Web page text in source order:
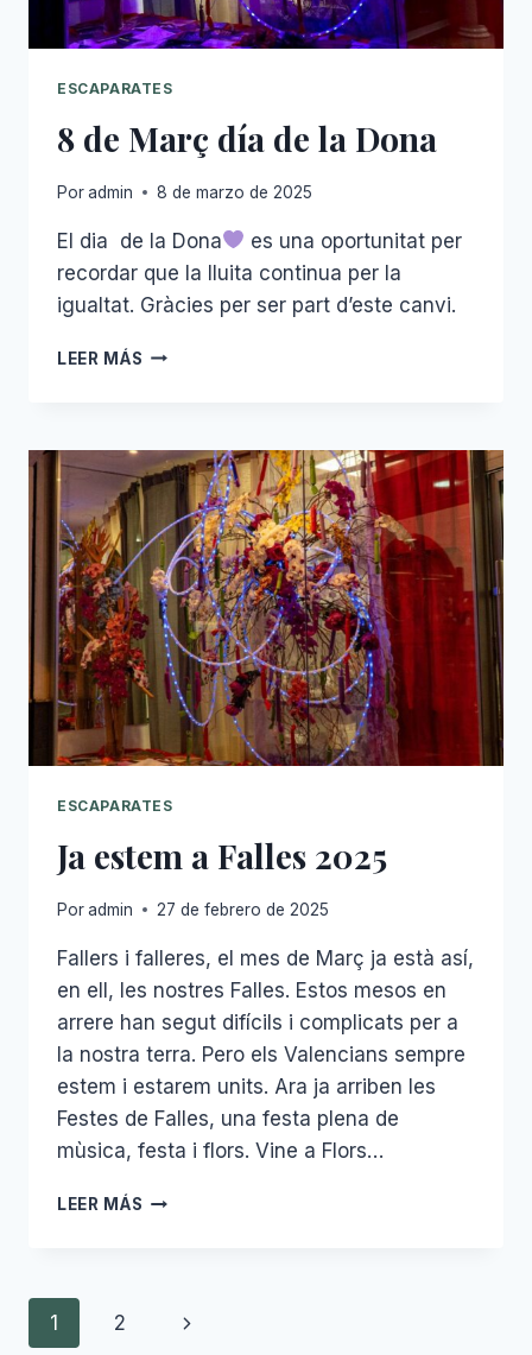
ESCAPARATES
8 de Març día de la Dona
Poradmin 8 de marzo de 2025
El dia de la Dona
es una oportunitat per
recordar que la lluita continua per la
igualtat. Gràcies per ser part d’este canvi.
LEER MÁS 8
DE
LA
DONA
ESCAPARATES
Ja estem a Falles 2025
Poradmin 27 de febrero de 2025
Fallers i falleres, el mes de Març ja està así,
en ell, les nostres Falles. Estos mesos en
arrere han segut difícils i complicats per a
la nostra terra. Pero els Valencians sempre
estem i estarem units. Ara ja arriben les
Festes de Falles, una festa plena de
mùsica, festa i flors. Vine a Flors…
LEER MÁS JA
Navegación
1 2 Siguiente